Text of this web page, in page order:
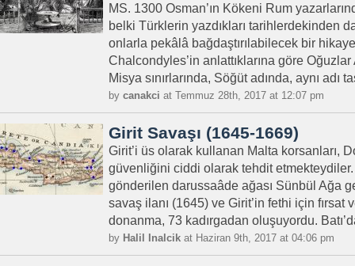
MS. 1300 Osman’ın Kökeni Rum
belki Türklerin yazdıkları tarihlerdekinden
onlarla pekâlâ bağdaştırılabilecek bir
Chalcondyles’in anlattıklarına göre
Misya sınırlarında, Söğüt adında, aynı adı
by canakci at Temmuz 28th, 2017 at 12:07 pm
Girit Savaşı (1645-1669)
Girit’i üs olarak kullanan Malta korsanları,
güvenliğini ciddi olarak tehdit etmekteydiler.
gönderilen darussaâde ağası Sünbül Ağa
savaş ilanı (1645) ve Girit’in fethi için fırsat
donanma, 73 kadırgadan oluşuyordu.
by Halil Inalcik at Haziran 9th, 2017 at 04:06 pm